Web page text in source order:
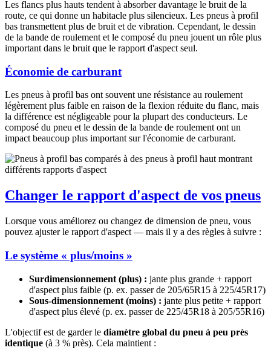
Les flancs plus hauts tendent à absorber davantage le bruit de la
route, ce qui donne un habitacle plus silencieux. Les pneus à profil
bas transmettent plus de bruit et de vibration. Cependant, le dessin
de la bande de roulement et le composé du pneu jouent un rôle plus
important dans le bruit que le rapport d'aspect seul.
Économie de carburant
Les pneus à profil bas ont souvent une résistance au roulement
légèrement plus faible en raison de la flexion réduite du flanc, mais
la différence est négligeable pour la plupart des conducteurs. Le
composé du pneu et le dessin de la bande de roulement ont un
impact beaucoup plus important sur l'économie de carburant.
Changer le rapport d'aspect de vos pneus
Lorsque vous améliorez ou changez de dimension de pneu, vous
pouvez ajuster le rapport d'aspect — mais il y a des règles à suivre :
Le système « plus/moins »
Surdimensionnement (plus) : jante plus grande + rapport
d'aspect plus faible (p. ex. passer de 205/65R15 à 225/45R17)
Sous-dimensionnement (moins) : jante plus petite + rapport
d'aspect plus élevé (p. ex. passer de 225/45R18 à 205/55R16)
L'objectif est de garder le diamètre global du pneu à peu près
identique (à 3 % près). Cela maintient :